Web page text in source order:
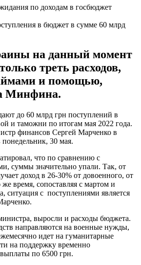
в бюджет в сумме 60 млрд
на данный момент
треть расходов,
и помощью,
Минфина.
до 60 млрд грн поступлений в
и таможни по итогам мая 2022 года.
финансов Сергей Марченко в
30 мая.
что по сравнению с
суммы значительно упали. Так, от
доход в 26-30% от довоенного, от
время, сопоставляя с мартом и
ситуация с поступлениями является
выросли и расходы бюджета.
направляются на военные нужды,
идет на гуманитарные
на поддержку временно
по 6500 грн.